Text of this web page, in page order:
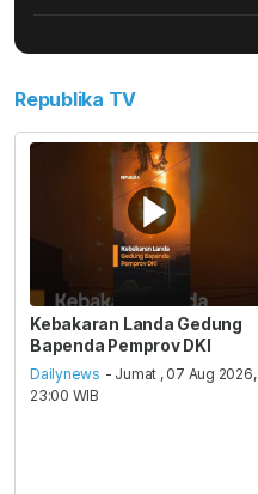
Republika TV
Kebakaran Landa Gedung
Bapenda Pemprov DKI
Dailynews - Jumat , 07 Aug 2026,
23:00 WIB